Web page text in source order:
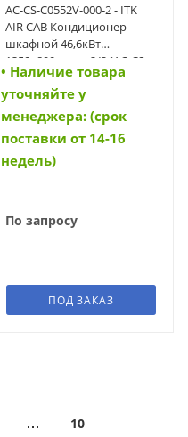
AC-CS-C0552V-000-2 - ITK
AIR CAB Кондиционер
шкафной 46,6кВт
1350х890мм м. 2/2 (AC-CS-
C0552V-000-2)
• Наличие товара
уточняйте у
менеджера: (срок
поставки от 14-16
недель)
По запросу
ПОД ЗАКАЗ
10